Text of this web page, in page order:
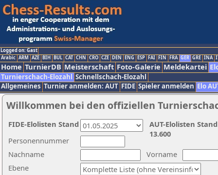
Logged on: Gast
Arabic ARM AZE BIH BUL CAT CHN CRO CZE DEN ENG ESP FAI FIN FRA GER GRE INA
Home TurnierDB Meisterschaft Foto-Galerie Meldekartei
Turnierschach-Elozahl Schnellschach-Elozahl
Allgemeines Turnier anmelden: AUT FIDE Spieler anmelden Elo
Willkommen bei den offiziellen
Nachname
Vorname
Ebene
Personennummer
AUT-Elolisten
13.600
FIDE-Elolisten Stand